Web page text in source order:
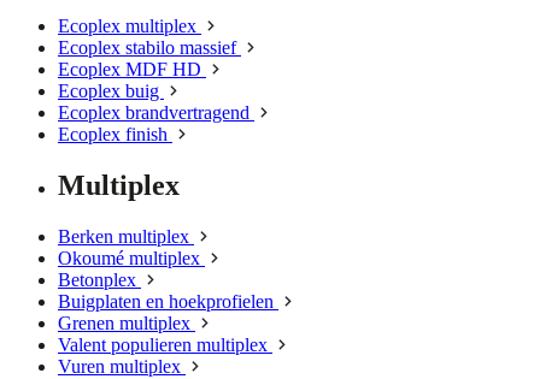
Ecoplex multiplex
Ecoplex stabilo massief
Ecoplex MDF HD
Ecoplex buig
Ecoplex brandvertragend
Ecoplex finish
Multiplex
Berken multiplex
Okoumé multiplex
Betonplex
Buigplaten en hoekprofielen
Grenen multiplex
Valent populieren multiplex
Vuren multiplex